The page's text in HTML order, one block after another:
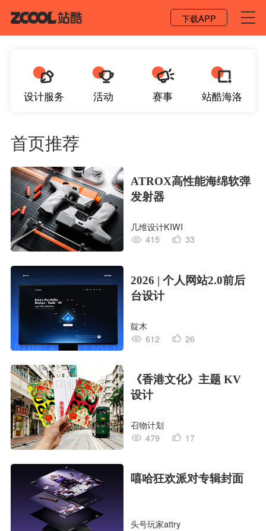
下载APP
设计服务 活动 赛事 站酷海洛
首页推荐
ATROX高性能海绵软弹
发射器
几维设计KIWI
415
33
2026 | 个人网站2.0前后
台设计
靛木
612
26
《香港文化》主题 KV
设计
召物计划
479
17
嘻哈狂欢派对专辑封面
头号玩家attry